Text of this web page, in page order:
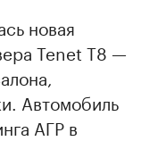
новая
Tenet T8 —
Автомобиль
АГР в